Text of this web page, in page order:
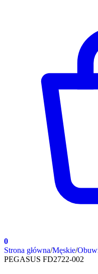
0
Strona główna/Męskie/
PEGASUS FD2722-002